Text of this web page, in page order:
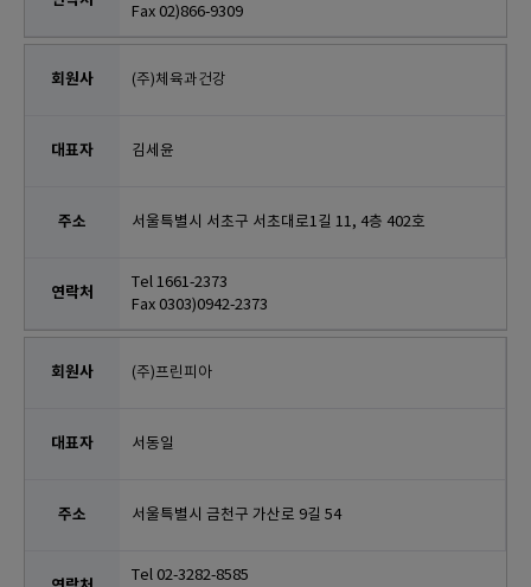
Fax 02)866-9309
(주)체육과건강
김세윤
서울특별시 서초구 서초대로1길 11, 4층 402호
Tel 1661-2373
Fax 0303)0942-2373
(주)프린피아
서동일
서울특별시 금천구 가산로 9길 54
Tel 02-3282-8585